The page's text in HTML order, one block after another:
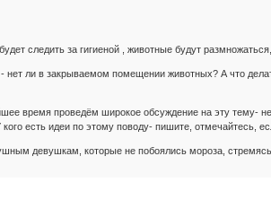
следить за гигиеной , животные будут
ли в закрываемом помещении животных? А что
время проведём широкое обсуждение на эту тему-
есть идеи по этому поводу- пишите, отмечайтесь,
девушкам, которые не побоялись мороза,